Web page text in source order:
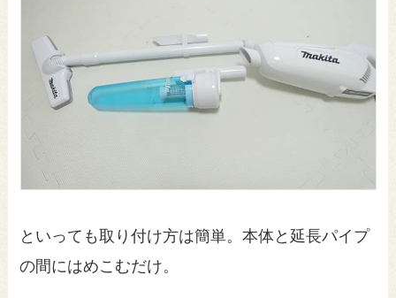
といっても取り付け方は簡単。本体と延長パイプ
の間にはめこむだけ。